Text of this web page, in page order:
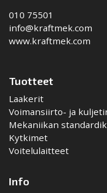
010 75501
info@kraftmek.com
www.kraftmek.com
Tuotteet
Laakerit
Voimansiirto- ja
Mekaniikan
Kytkimet
Voitelulaitteet
Info